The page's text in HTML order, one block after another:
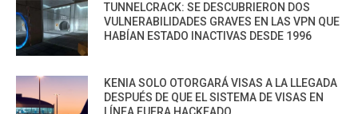
TUNNELCRACK: SE DESCUBRIERON DOS
VULNERABILIDADES GRAVES EN LAS VPN QUE
HABÍAN ESTADO INACTIVAS DESDE 1996
KENIA SOLO OTORGARÁ VISAS A LA LLEGADA
DESPUÉS DE QUE EL SISTEMA DE VISAS EN